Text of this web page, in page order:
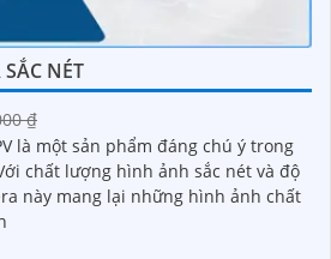
NÉT
₫
là một sản phẩm đáng chú ý trong
này mang lại những hình ảnh chất